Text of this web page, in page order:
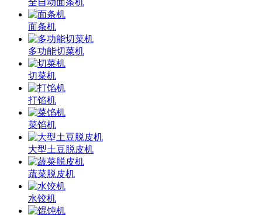
面条机
多功能切菜机
切菜机
打馅机
菜馅机
大型土豆脱皮机
蔬菜脱皮机
水饺机